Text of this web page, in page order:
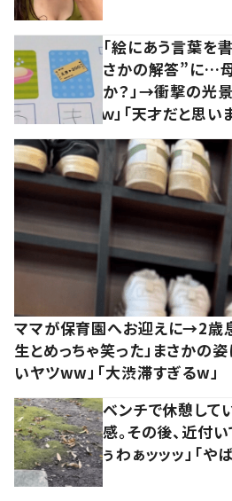
「絵にあう言葉を
さかの解答”に…母
か？」→衝撃の光
ｗ」「天才だと思い
ママが保育園へお迎えに→2歳
生とめっちゃ笑った」まさかの
いヤツww」「大渋滞すぎるw」
ベンチで休憩し
感。その後、近付
ぅわぁッッッ」「や